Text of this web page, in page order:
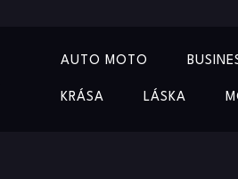
AUTO MOTO
KRÁSA LÁSKA